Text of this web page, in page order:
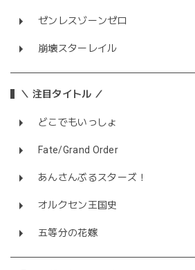
ゼンレスゾーンゼロ
崩壊スターレイル
＼ 注目タイトル ／
どこでもいっしょ
Fate/Grand Order
あんさんぶるスターズ！
オルクセン王国史
五等分の花嫁